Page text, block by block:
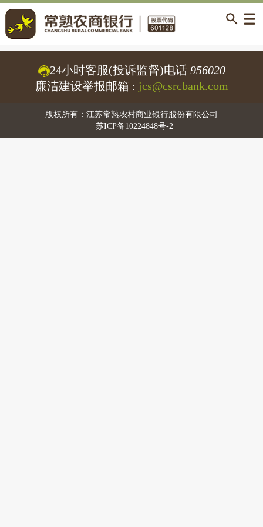
24小时客服(投诉监督)电话 956020
廉洁建设举报邮箱 : jcs@csrcbank.com
版权所有：江苏常熟农村商业银行股份有限公司
苏ICP备10224848号-2